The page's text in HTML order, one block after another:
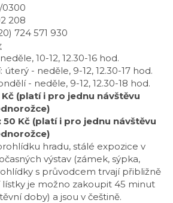
0300
208
724 571 930
10-12, 12.30-16 hod.
- neděle, 9-12, 12.30-17 hod.
- neděle, 9-12, 12.30-18 hod.
(platí i pro jednu návštěvu
50 Kč (platí i pro jednu návštěvu
hradu, stálé expozice v
výstav (zámek, sýpka,
s průvodcem trvají přibližně
je možno zakoupit 45 minut
doby) a jsou v češtině.